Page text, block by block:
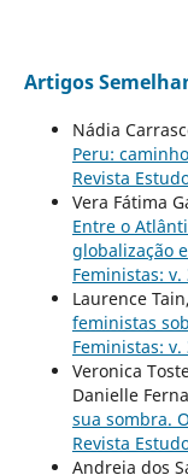
Artigos
Nádia
Peru:
Revista
Vera Fátima
Entre o
globalização
Feministas: v.
Laurence Tain,
feministas
Feministas: v.
Veronica
Danielle
sua sombra.
Revista
Andreia dos